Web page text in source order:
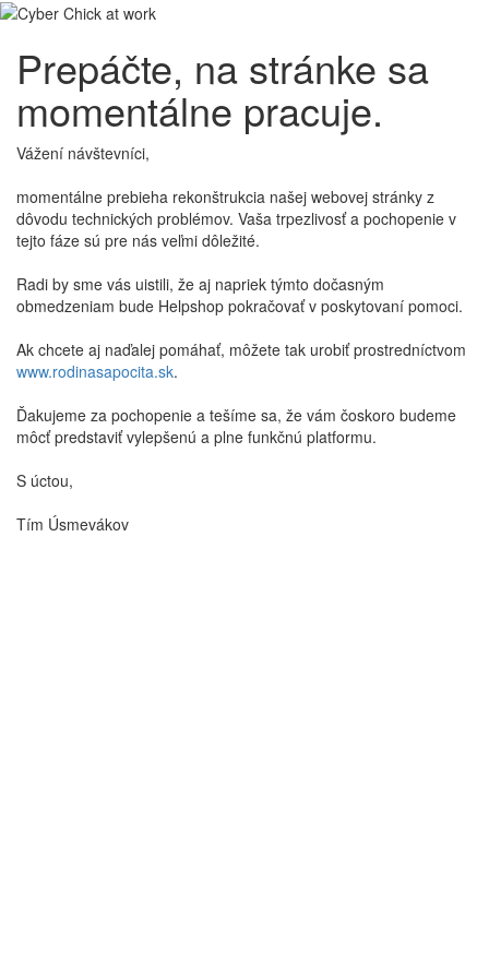
Prepáčte, na stránke sa
momentálne pracuje.
Vážení návštevníci,
momentálne prebieha rekonštrukcia našej webovej stránky z
dôvodu technických problémov. Vaša trpezlivosť a pochopenie v
tejto fáze sú pre nás veľmi dôležité.
Radi by sme vás uistili, že aj napriek týmto dočasným
obmedzeniam bude Helpshop pokračovať v poskytovaní pomoci.
Ak chcete aj naďalej pomáhať, môžete tak urobiť prostredníctvom
www.rodinasapocita.sk.
Ďakujeme za pochopenie a tešíme sa, že vám čoskoro budeme
môcť predstaviť vylepšenú a plne funkčnú platformu.
S úctou,
Tím Úsmevákov